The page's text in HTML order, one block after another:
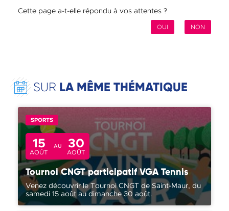
Cette page a-t-elle répondu à vos attentes ?
NON
OUI
SUR LA MÊME THÉMATIQUE
Tournoi CNGT participatif VGA Tennis
15
AOÛT
AU 30
AOÛT
Venez découvrir le Tournoi CNGT de Saint-Maur, du
samedi 15 août au dimanche 30 août.
SPORTS